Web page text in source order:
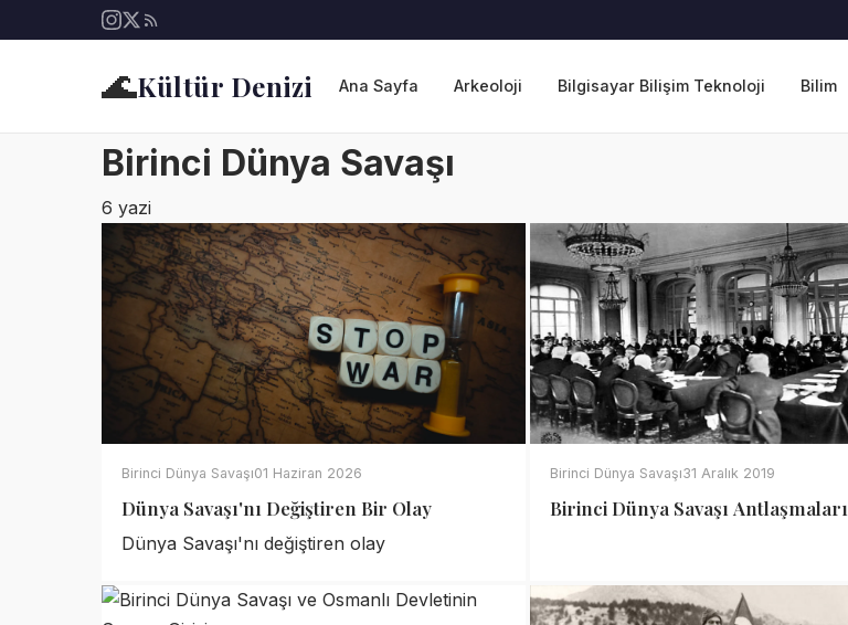
🌊Kültür Denizi Ana Sayfa Arkeoloji Bilgisayar Bilişim Teknoloji Bilim
Birinci Dünya Savaşı
6 yazi
Birinci Dünya Savaşı01 Haziran 2026
Dünya Savaşı'nı Değiştiren Bir Olay
Dünya Savaşı'nı değiştiren olay
Birinci Dünya Savaşı31 Aralık 2019
Birinci Dünya Savaşı Antlaşmaları